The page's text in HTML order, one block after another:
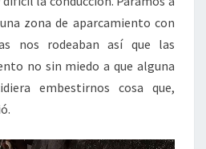
zona de aparcamiento con
nos rodeaban así que las
no sin miedo a que alguna
embestirnos cosa que,